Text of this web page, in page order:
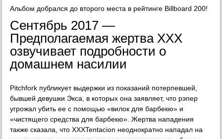
Альбом добрался до второго места в рейтинге Billboard 200!
Сентябрь 2017 —
Предполагаемая жертва XXX
озвучивает подробности о
домашнем насилии
Pitchfork публикует выдержки из показаний потерпевшей,
бывшей девушки Экса, в которых она заявляет, что рэпер
угрожал убить ее с помощью «вилок для барбекю» и
«чистящего средства для барбекю». Жертва нападения
также сказала, что XXXTentacion неоднократно нападал на